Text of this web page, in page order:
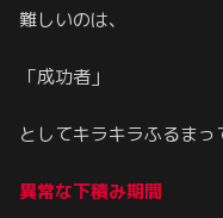
難しいのは、
「成功者」
としてキラキラふるまっ
異常な下積み期間